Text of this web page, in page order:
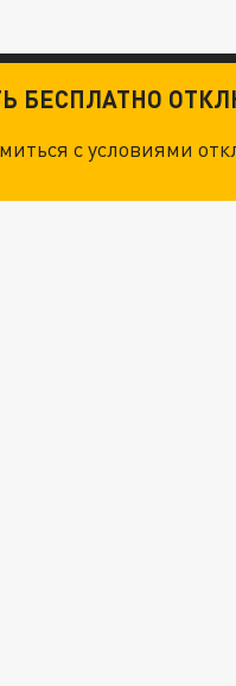
БЕСПЛАТНО
с условиями